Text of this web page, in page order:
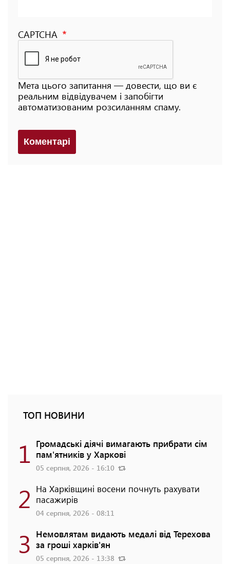
CAPTCHA
Мета цього запитання — довести, що ви є
реальним відвідувачем і запобігти
автоматизованим розсиланням спаму.
Коментарi
ТОП НОВИНИ
1 Громадські діячі вимагають прибрати сім
пам'ятників у Харкові
05 серпня, 2026 - 16:10
2 На Харківщині восени почнуть рахувати
пасажирів
04 серпня, 2026 - 08:11
3 Немовлятам видають медалі від Терехова
за гроші харків'ян
05 серпня, 2026 - 13:38